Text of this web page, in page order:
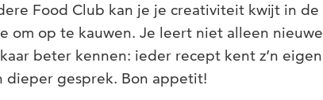
Food Club kan je je creativiteit kwijt in de
om op te kauwen. Je leert niet alleen nieuwe
beter kennen: ieder recept kent z’n eigen
dieper gesprek. Bon appetit!